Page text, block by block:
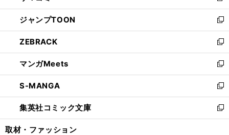
開
く
ウ
で
開
く
ン
ド
ウ
で
開
く
ウ
ィ
ン
ド
ウ
で
開
く
し
い
ウ
ィ
ン
ド
ウ
で
開
く
ジャンプTOON
新
し
い
ウ
ィ
ン
ド
ウ
で
開
ZEBRACK
新
し
い
ウ
ィ
ン
ド
ウ
マンガMeets
新
し
い
ウ
ィ
ン
S-MANGA
新
し
い
ウ
集英社コミック文庫
新
し
取材・ファッション